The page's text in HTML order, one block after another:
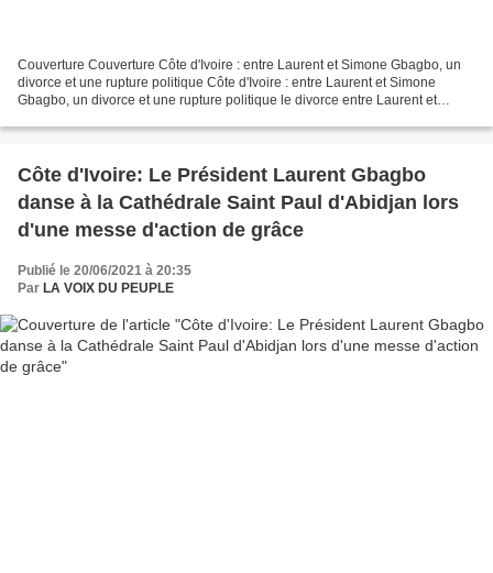
Couverture Couverture Côte d'Ivoire : entre Laurent et Simone Gbagbo, un
divorce et une rupture politique Côte d'Ivoire : entre Laurent et Simone
Gbagbo, un divorce et une rupture politique le divorce entre Laurent et
Côte d'Ivoire: Le Président Laurent Gbagbo
danse à la Cathédrale Saint Paul d'Abidjan lors
d'une messe d'action de grâce
Publié le 20/06/2021 à 20:35
Par LA VOIX DU PEUPLE